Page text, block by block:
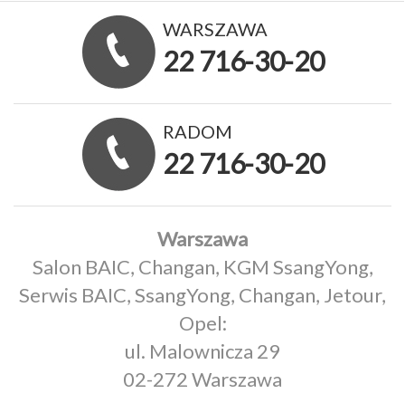
WARSZAWA
22 716-30-20
RADOM
22 716-30-20
Warszawa
Salon BAIC, Changan, KGM SsangYong,
Serwis BAIC, SsangYong, Changan, Jetour,
Opel:
ul. Malownicza 29
02-272 Warszawa